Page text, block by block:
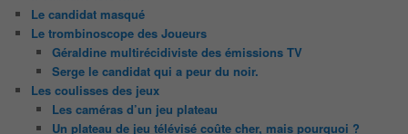
Le candidat masqué
Le trombinoscope des Joueurs
Géraldine multirécidiviste des émissions TV
Serge le candidat qui a peur du noir.
Les coulisses des jeux
Les caméras d’un jeu plateau
Un plateau de jeu télévisé coûte cher, mais pourquoi ?